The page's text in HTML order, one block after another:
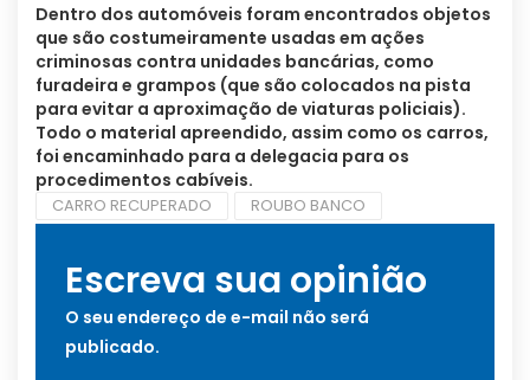
Dentro dos automóveis foram encontrados objetos
que são costumeiramente usadas em ações
criminosas contra unidades bancárias, como
furadeira e grampos (que são colocados na pista
para evitar a aproximação de viaturas policiais).
Todo o material apreendido, assim como os carros,
foi encaminhado para a delegacia para os
procedimentos cabíveis.
CARRO RECUPERADO ROUBO BANCO
Escreva sua opinião
O seu endereço de e-mail não será
publicado.